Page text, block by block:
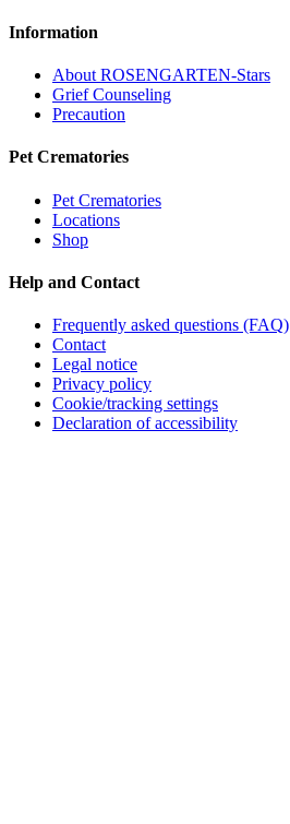
Information
About ROSENGARTEN-Stars
Grief Counseling
Precaution
Pet Crematories
Pet Crematories
Locations
Shop
Help and Contact
Frequently asked questions (FAQ)
Contact
Legal notice
Privacy policy
Cookie/tracking settings
Declaration of accessibility